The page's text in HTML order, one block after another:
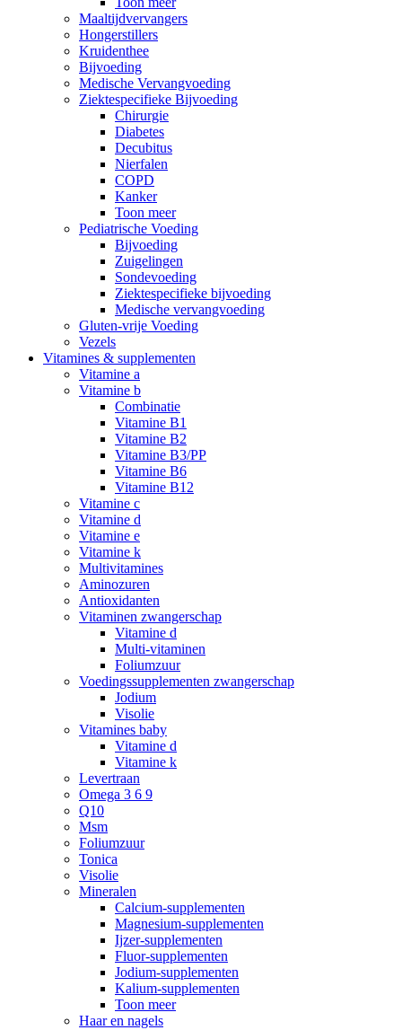
Maaltijdvervangers
Hongerstillers
Kruidenthee
Bijvoeding
Medische Vervangvoeding
Ziektespecifieke Bijvoeding
Chirurgie
Diabetes
Decubitus
Nierfalen
COPD
Kanker
Toon meer
Pediatrische Voeding
Bijvoeding
Zuigelingen
Sondevoeding
Ziektespecifieke bijvoeding
Medische vervangvoeding
Gluten-vrije Voeding
Vezels
Vitamines & supplementen
Vitamine a
Vitamine b
Combinatie
Vitamine B1
Vitamine B2
Vitamine B3/PP
Vitamine B6
Vitamine B12
Vitamine c
Vitamine d
Vitamine e
Vitamine k
Multivitamines
Aminozuren
Antioxidanten
Vitaminen zwangerschap
Vitamine d
Multi-vitaminen
Foliumzuur
Voedingssupplementen zwangerschap
Jodium
Visolie
Vitamines baby
Vitamine d
Vitamine k
Levertraan
Omega 3 6 9
Q10
Msm
Foliumzuur
Tonica
Visolie
Mineralen
Calcium-supplementen
Magnesium-supplementen
Ijzer-supplementen
Fluor-supplementen
Jodium-supplementen
Kalium-supplementen
Toon meer
Haar en nagels